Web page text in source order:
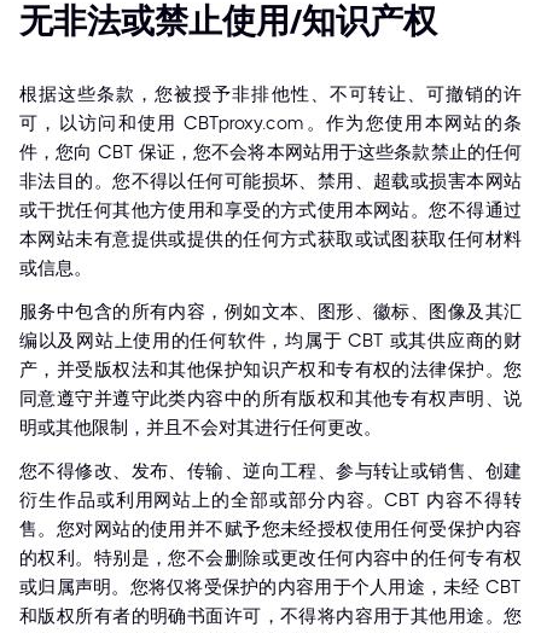
无非法或禁止使用/知识产权
根据这些条款，您被授予非排他性、不可转让、可撤销的许
可，以访问和使用 CBTproxy.com。作为您使用本网站的条
件，您向 CBT 保证，您不会将本网站用于这些条款禁止的任何
非法目的。您不得以任何可能损坏、禁用、超载或损害本网站
或干扰任何其他方使用和享受的方式使用本网站。您不得通过
本网站未有意提供或提供的任何方式获取或试图获取任何材料
或信息。
服务中包含的所有内容，例如文本、图形、徽标、图像及其汇
编以及网站上使用的任何软件，均属于 CBT 或其供应商的财
产，并受版权法和其他保护知识产权和专有权的法律保护。您
同意遵守并遵守此类内容中的所有版权和其他专有权声明、说
明或其他限制，并且不会对其进行任何更改。
您不得修改、发布、传输、逆向工程、参与转让或销售、创建
衍生作品或利用网站上的全部或部分内容。CBT 内容不得转
售。您对网站的使用并不赋予您未经授权使用任何受保护内容
的权利。特别是，您不会删除或更改任何内容中的任何专有权
或归属声明。您将仅将受保护的内容用于个人用途，未经 CBT
和版权所有者的明确书面许可，不得将内容用于其他用途。您